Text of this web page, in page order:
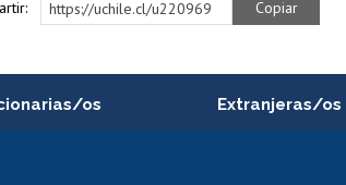
https://uchile.cl/u220969 Copiar
os Extranjeras/os